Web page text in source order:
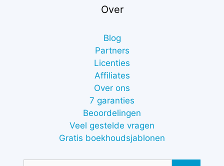
Over
Blog
Partners
Licenties
Affiliates
Over ons
7 garanties
Beoordelingen
Veel gestelde vragen
Gratis boekhoudsjablonen